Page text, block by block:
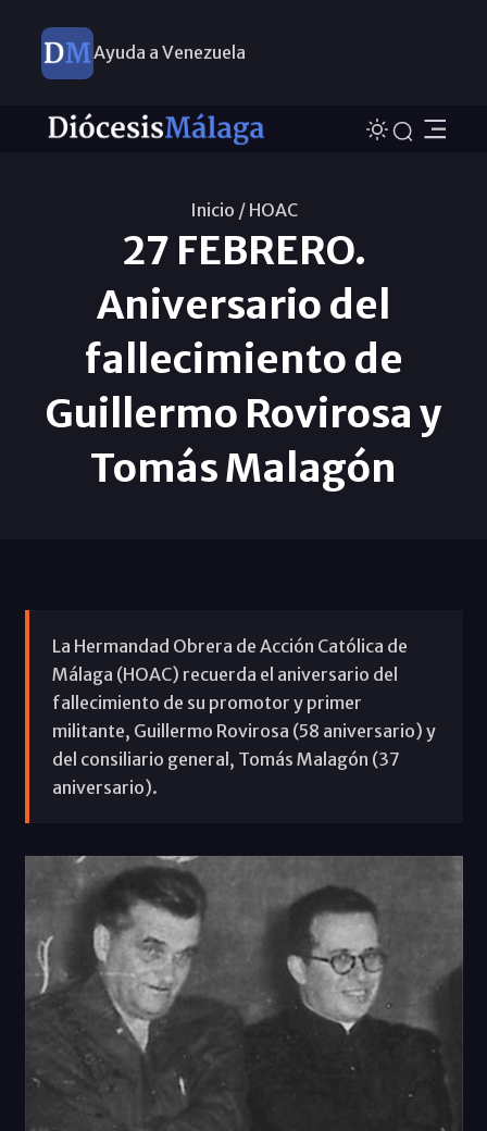
Ayuda a Venezuela
Inicio / HOAC
27 FEBRERO.
Aniversario del
fallecimiento de
Guillermo Rovirosa y
Tomás Malagón
La Hermandad Obrera de Acción Católica de
Málaga (HOAC) recuerda el aniversario del
fallecimiento de su promotor y primer
militante, Guillermo Rovirosa (58 aniversario) y
del consiliario general, Tomás Malagón (37
aniversario).